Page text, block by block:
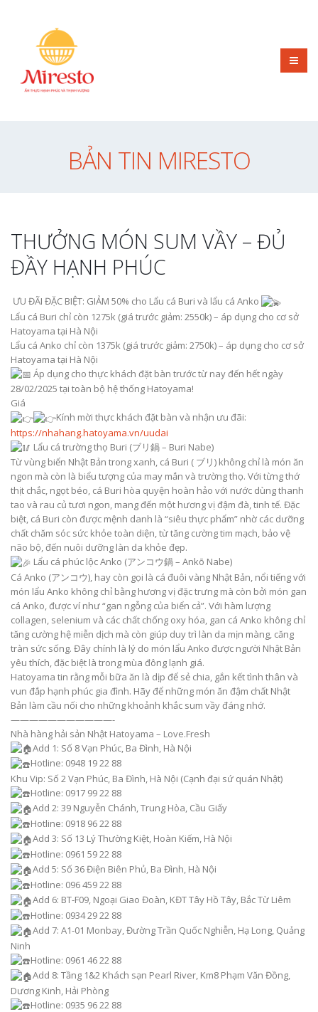
BẢN TIN MIRESTO
THƯỞNG MÓN SUM VẦY – ĐỦ
ĐẦY HẠNH PHÚC
ƯU ĐÃI ĐẶC BIỆT: GIẢM 50% cho Lẩu cá Buri và lẩu cá Anko
Lẩu cá Buri chỉ còn 1275k (giá trước giảm: 2550k) – áp dụng cho cơ sở
Hatoyama tại Hà Nội
Lẩu cá Anko chỉ còn 1375k (giá trước giảm: 2750k) – áp dụng cho cơ sở
Hatoyama tại Hà Nội
Áp dụng cho thực khách đặt bàn trước từ nay đến hết ngày
28/02/2025 tại toàn bộ hệ thống Hatoyama!
Giá
Kính mời thực khách đặt bàn và nhận ưu đãi:
https://nhahang.hatoyama.vn/uudai
Lẩu cá trường thọ Buri (ブリ鍋 – Buri Nabe)
Từ vùng biển Nhật Bản trong xanh, cá Buri ( ブリ) không chỉ là món ăn
ngon mà còn là biểu tượng của may mắn và trường thọ. Với từng thớ
thịt chắc, ngọt béo, cá Buri hòa quyện hoàn hảo với nước dùng thanh
tao và rau củ tươi ngon, mang đến một hương vị đậm đà, tinh tế. Đặc
biệt, cá Buri còn được mệnh danh là “siêu thực phẩm” nhờ các dưỡng
chất chăm sóc sức khỏe toàn diện, từ tăng cường tim mạch, bảo vệ
não bộ, đến nuôi dưỡng làn da khỏe đẹp.
Lẩu cá phúc lộc Anko (アンコウ鍋 – Ankō Nabe)
Cá Anko (アンコウ), hay còn gọi là cá đuôi vàng Nhật Bản, nổi tiếng với
món lẩu Anko không chỉ bằng hương vị đặc trưng mà còn bởi món gan
cá Anko, được ví như “gan ngỗng của biển cả”. Với hàm lượng
collagen, selenium và các chất chống oxy hóa, gan cá Anko không chỉ
tăng cường hệ miễn dịch mà còn giúp duy trì làn da mịn màng, căng
tràn sức sống. Đây chính là lý do món lẩu Anko được người Nhật Bản
yêu thích, đặc biệt là trong mùa đông lạnh giá.
Hatoyama tin rằng mỗi bữa ăn là dịp để sẻ chia, gắn kết tình thân và
vun đắp hạnh phúc gia đình. Hãy để những món ăn đậm chất Nhật
Bản làm cầu nối cho những khoảnh khắc sum vầy đáng nhớ.
———————————-
Nhà hàng hải sản Nhật Hatoyama – Love.Fresh
Add 1: Số 8 Vạn Phúc, Ba Đình, Hà Nội
Hotline: 0948 19 22 88
Khu Vip: Số 2 Vạn Phúc, Ba Đình, Hà Nội (Cạnh đại sứ quán Nhật)
Hotline: 0917 99 22 88
Add 2: 39 Nguyễn Chánh, Trung Hòa, Cầu Giấy
Hotline: 0918 96 22 88
Add 3: Số 13 Lý Thường Kiệt, Hoàn Kiếm, Hà Nội
Hotline: 0961 59 22 88
Add 5: Số 36 Điện Biên Phủ, Ba Đình, Hà Nội
Hotline: 096 459 22 88
Add 6: BT-F09, Ngoại Giao Đoàn, KĐT Tây Hồ Tây, Bắc Từ Liêm
Hotline: 0934 29 22 88
Add 7: A1-01 Monbay, Đường Trần Quốc Nghiễn, Hạ Long, Quảng
Ninh
Hotline: 0961 46 22 88
Add 8: Tầng 1&2 Khách sạn Pearl River, Km8 Phạm Văn Đồng,
Dương Kinh, Hải Phòng
Hotline: 0935 96 22 88